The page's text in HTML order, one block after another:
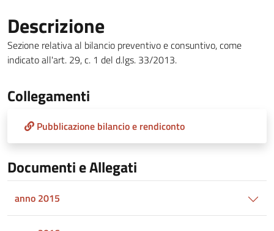
Descrizione
Sezione relativa al bilancio preventivo e consuntivo, come
indicato all'art. 29, c. 1 del d.lgs. 33/2013.
Collegamenti
Pubblicazione bilancio e rendiconto
Documenti e Allegati
anno 2015